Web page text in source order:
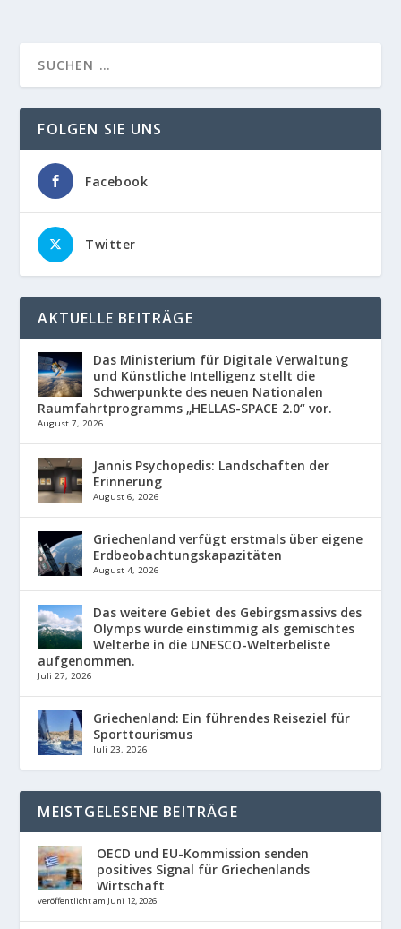
FOLGEN SIE UNS
Facebook
Twitter
AKTUELLE BEITRÄGE
Das Ministerium für Digitale Verwaltung
und Künstliche Intelligenz stellt die
Schwerpunkte des neuen Nationalen
Raumfahrtprogramms „HELLAS-SPACE 2.0“ vor.
August 7, 2026
Jannis Psychopedis: Landschaften der
Erinnerung
August 6, 2026
Griechenland verfügt erstmals über eigene
Erdbeobachtungskapazitäten
August 4, 2026
Das weitere Gebiet des Gebirgsmassivs des
Olymps wurde einstimmig als gemischtes
Welterbe in die UNESCO-Welterbeliste
aufgenommen.
Juli 27, 2026
Griechenland: Ein führendes Reiseziel für
Sporttourismus
Juli 23, 2026
MEISTGELESENE BEITRÄGE
OECD und EU-Kommission senden
positives Signal für Griechenlands
Wirtschaft
veröffentlicht am Juni 12, 2026